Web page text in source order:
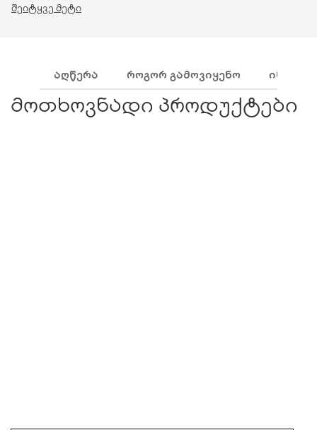
შეიტყვე მეტი
ᲐᲦᲬᲔᲠᲐ ᲠᲝᲒᲝᲠ ᲒᲐᲛᲝᲕᲘᲧᲔᲜᲝ
მოთხოვნადი პროდუქტები